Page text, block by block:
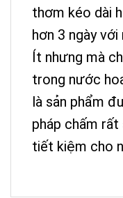
thơm kéo dài
hơn 3 ngày
Ít nhưng mà
trong nước
là sản phẩm
pháp chấm
tiết kiệm cho